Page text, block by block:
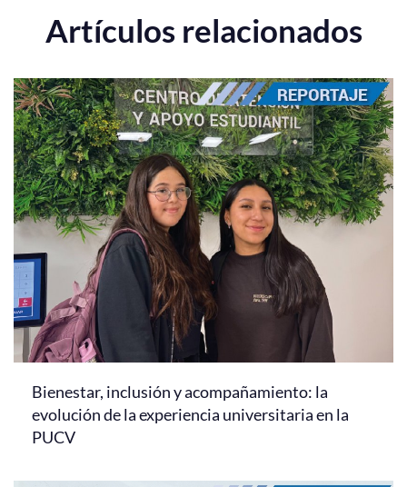
Artículos relacionados
Bienestar, inclusión y acompañamiento: la
evolución de la experiencia universitaria en la
PUCV